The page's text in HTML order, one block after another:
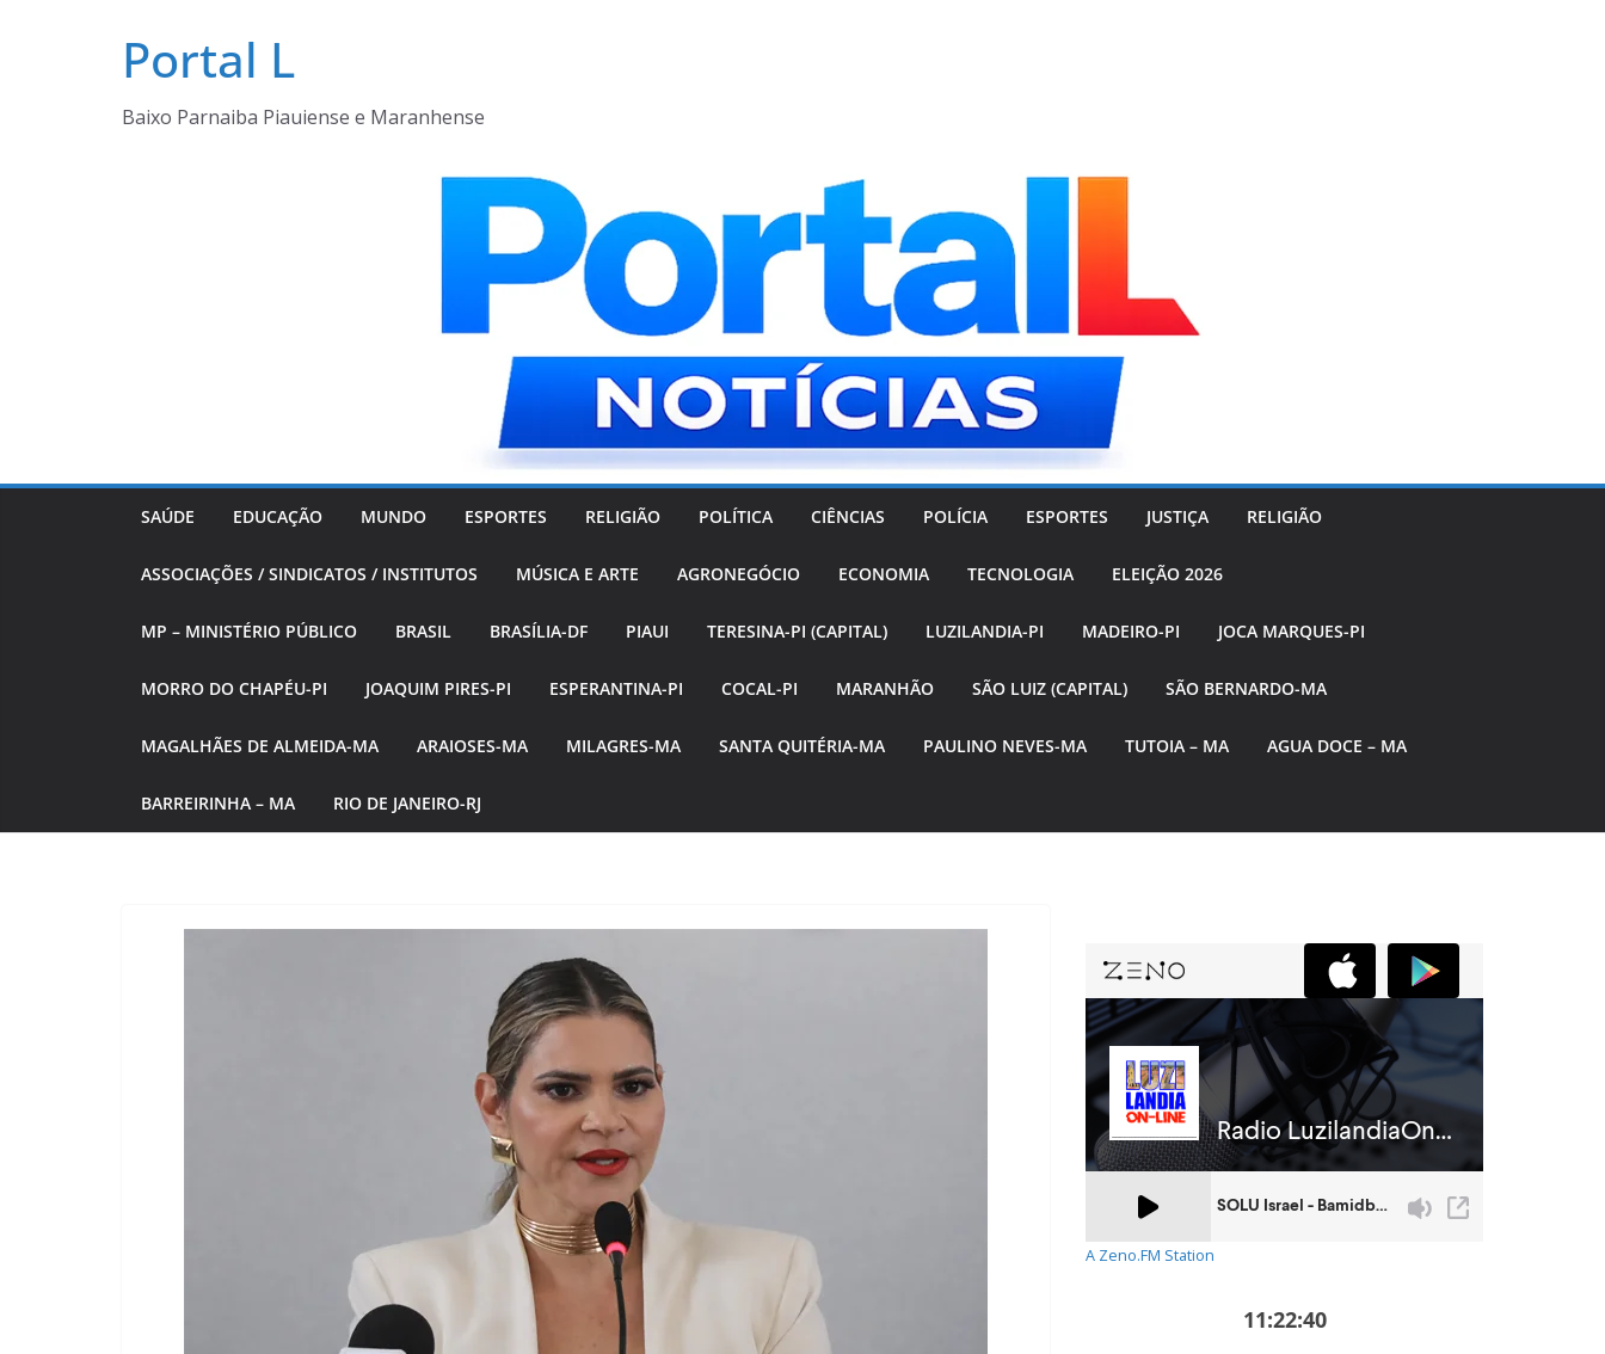
Portal L
Baixo Parnaiba Piauiense e Maranhense
SAÚDE EDUCAÇÃO MUNDO ESPORTES RELIGIÃO POLÍTICA CIÊNCIAS POLÍCIA ESPORTES JUSTIÇA RELIGIÃO
ASSOCIAÇÕES / SINDICATOS / INSTITUTOS MÚSICA E ARTE AGRONEGÓCIO ECONOMIA TECNOLOGIA ELEIÇÃO 2026
MP – MINISTÉRIO PÚBLICO BRASIL BRASÍLIA-DF PIAUI TERESINA-PI (CAPITAL) LUZILANDIA-PI MADEIRO-PI JOCA MARQUES-PI
MORRO DO CHAPÉU-PI JOAQUIM PIRES-PI ESPERANTINA-PI COCAL-PI MARANHÃO SÃO LUIZ (CAPITAL) SÃO BERNARDO-MA
MAGALHÃES DE ALMEIDA-MA ARAIOSES-MA MILAGRES-MA SANTA QUITÉRIA-MA PAULINO NEVES-MA TUTOIA – MA AGUA DOCE – MA
BARREIRINHA – MA RIO DE JANEIRO-RJ
A Zeno.FM Station
11:22:40